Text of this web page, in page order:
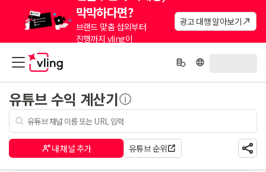
막막하다면?
브랜드 맞춤 섭외부터
진행까지 vling이
광고 대행 알아보기
유튜브 수익 계산기
내 채널 추가 유튜브 순위